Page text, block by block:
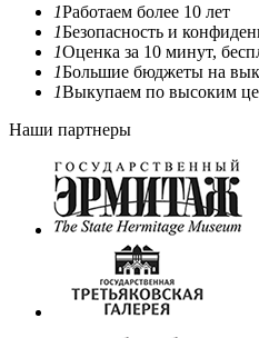
1Работаем более 10 лет
1Безопасность и
1Оценка за 10 минут,
1Большие бюджеты на
1Выкупаем по высоким
Наши партнеры